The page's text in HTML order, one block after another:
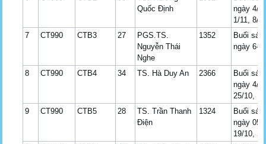
Quốc Định
ngày 4/
1/11, 8/
7
CT990 CTB3 27
PGS.TS.
Nguyễn Thái
Nghe
1352
Buổi
ngày 6-
8 CT990 CTB4 34 TS. Hà Duy An 2366
Buổi
ngày 4/
25/10, 1/
9
CT990 CTB5 28
TS. Trần Thanh
Điện
1324
Buổi
ngày 05/
19/10,